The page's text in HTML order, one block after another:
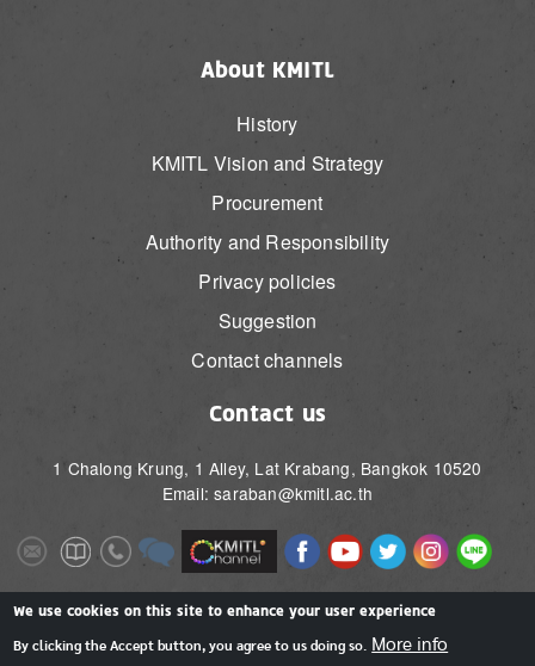
About KMITL
History
KMITL Vision and Strategy
Procurement
Authority and Responsibility
Privacy policies
Suggestion
Contact channels
Contact us
1 Chalong Krung, 1 Alley, Lat Krabang, Bangkok 10520
Email: saraban@kmitl.ac.th
ImageImageImageImage Image ImageImageImageImageImage
Image Image
We use cookies on this site to enhance your user experience
By clicking the Accept button, you agree to us doing so. More info